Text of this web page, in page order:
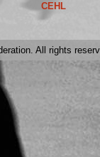
CEHL
All rights